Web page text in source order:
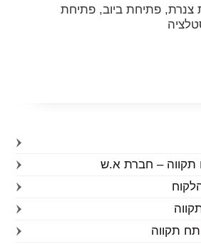
צנרת, פתיחת ביוב, פתיחת
תקווה – חברת א.ש
תקווה